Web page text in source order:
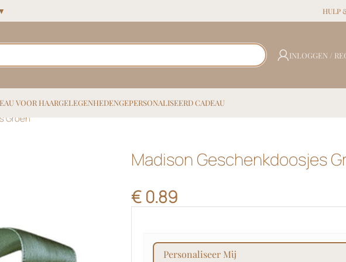
HULP
INLOGGEN /
VOOR HAARGELEGENHEDENGEPERSONALISEERD CADEAU
Groen
Madison Geschenkdoosjes
€ 0.89
personaliseer mij